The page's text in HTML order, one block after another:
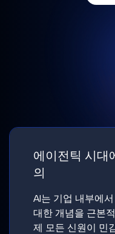
에이전틱 시대
의
AI는 기업 내부에
대한 개념을 근본
제 모든 신원이 민